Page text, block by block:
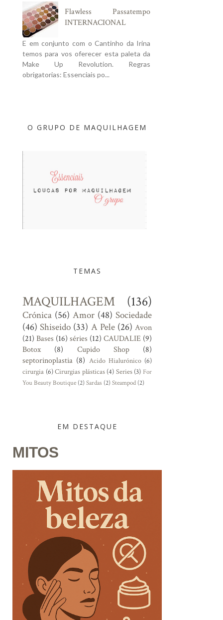
Flawless Passatempo
INTERNACIONAL
E em conjunto com o Cantinho da Irina
temos para vos oferecer esta paleta da
Make Up Revolution. Regras
obrigatorias: Essenciais po...
O GRUPO DE MAQUILHAGEM
TEMAS
MAQUILHAGEM (136)
Crónica (56) Amor (48) Sociedade
(46) Shiseido (33) A Pele (26) Avon
(21) Bases (16) séries (12) CAUDALIE (9)
Botox
(8) Cupido Shop
(8)
septorinoplastia (8) Acido Hialurónico (6)
cirurgia (6)Cirurgias plásticas (4) Series (3) For
You Beauty Boutique (2)Sardas (2)Steampod (2)
EM DESTAQUE
MITOS